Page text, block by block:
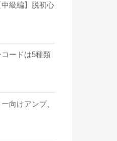
級編】脱初心
ードは5種類
向けアンプ、